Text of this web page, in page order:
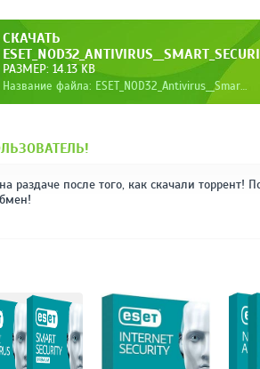
СКАЧАТЬ
РАЗМЕР: 14.13 KB
Название файла: ESET_NOD32_Antivirus__Smart_Security_8.0.319.1_.torrent
раздаче после того, как скачали торрент!